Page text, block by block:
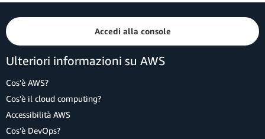
Accedi alla console
Ulteriori informazioni su AWS
Cos'è AWS?
Cos'è il cloud computing?
Accessibilità AWS
Cos'è DevOps?